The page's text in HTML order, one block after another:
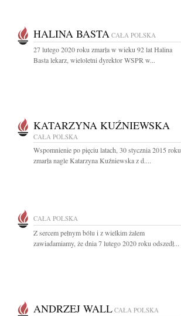
HALINA BASTA CAŁA POLSKA
27 lutego 2020 roku zmarła w wieku 92 lat Halina
Basta lekarz, wieloletni dyrektor WSPR w...
KATARZYNA KUŹNIEWSKA
CAŁA POLSKA
Wspomnienie po pięciu latach, 30 stycznia 2015 roku
zmarła nagle Katarzyna Kuźniewska z d....
CAŁA POLSKA
Z sercem pełnym bólu i z wielkim żalem
zawiadamiamy, że dnia 7 lutego 2020 roku odszedł...
ANDRZEJ WALL CAŁA POLSKA